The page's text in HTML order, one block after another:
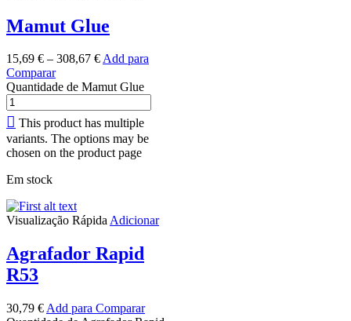
Mamut Glue
15,69 € – 308,67 €Add para
Comparar
Quantidade de Mamut Glue
This product has multiple
variants. The options may be
chosen on the product page
Em stock
Visualização RápidaAdicionar
Agrafador Rapid
R53
30,79 € Add para Comparar